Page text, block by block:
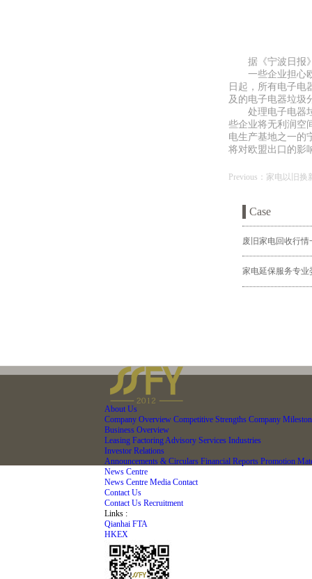
据《宁波日报
一些企业担心
日起，所有电子电
及的电子电器垃圾
处理电子电器
些企业将无利润空
电生产基地之一的
将对欧盟出口的影
Previous： 家电以旧换
Case
废旧家电回收行情
家电延保服务专业
About Us
Company Overview Competitive Strengths Company
Business Overview
Leasing FactoringAdvisory Services Industries
Investor Relations
Announcements & Circulars Financial Reports Promotion
News Centre
News Centre Media Contact
Contact Us
Contact Us Recruitment
Links :
Qianhai FTA
HKEX